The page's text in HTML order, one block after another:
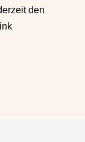
den